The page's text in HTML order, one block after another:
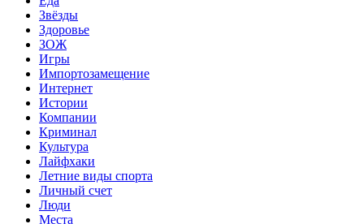
Звёзды
Здоровье
ЗОЖ
Игры
Импортозамещение
Интернет
Истории
Компании
Криминал
Культура
Лайфхаки
Летние виды спорта
Личный счет
Люди
Места